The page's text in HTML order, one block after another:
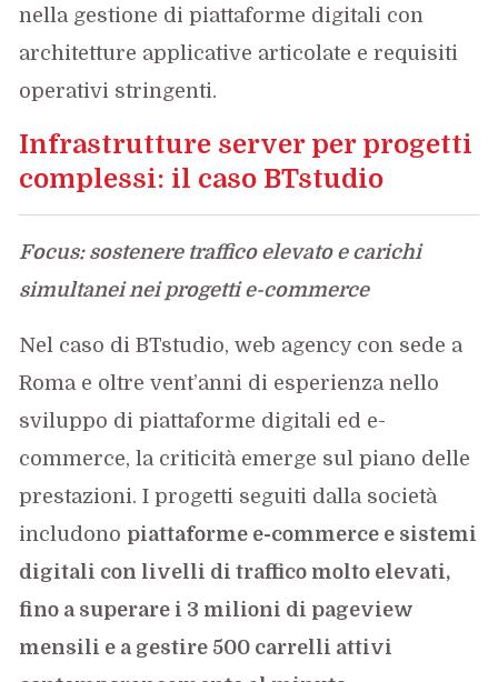
nella gestione di piattaforme digitali con
architetture applicative articolate e requisiti
operativi stringenti.
Infrastrutture server per progetti
complessi: il caso BTstudio
Focus: sostenere traffico elevato e carichi
simultanei nei progetti e-commerce
Nel caso di BTstudio, web agency con sede a
Roma e oltre vent’anni di esperienza nello
sviluppo di piattaforme digitali ed e-
commerce, la criticità emerge sul piano delle
prestazioni. I progetti seguiti dalla società
includono piattaforme e-commerce e sistemi
digitali con livelli di traffico molto elevati,
fino a superare i 3 milioni di pageview
mensili e a gestire 500 carrelli attivi